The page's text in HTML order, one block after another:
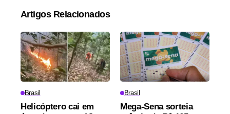
Artigos Relacionados
Brasil
Helicóptero cai em
Brasil
Mega-Sena sorteia